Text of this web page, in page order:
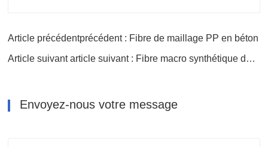
Article précédentprécédent : Fibre de maillage PP en béton
Article suivant article suivant : Fibre macro synthétique de polypropylène emobossé 40 mm
Envoyez-nous votre message